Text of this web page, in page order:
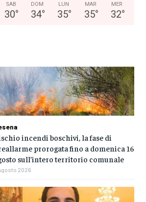
SAB
30°
DOM
34°
LUN
35°
MAR
35°
MER
32°
incendi boschivi, la fase di
prorogata fino a domenica 16
sull’intero territorio comunale
2026